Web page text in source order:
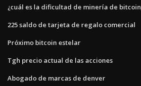
¿cuál es la dificultad de minería de bitcoin_
225 saldo de tarjeta de regalo comercial
Próximo bitcoin estelar
Tgh precio actual de las acciones
Abogado de marcas de denver